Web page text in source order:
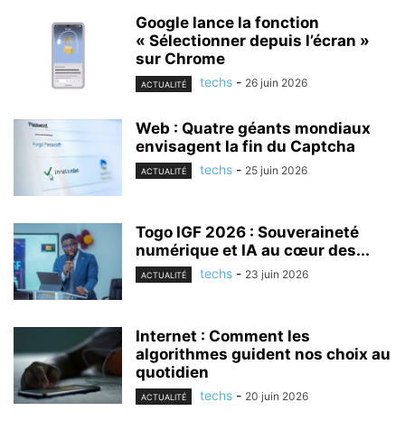
Google lance la fonction
« Sélectionner depuis l’écran »
sur Chrome
ACTUALITÉ techs - 26 juin 2026
Web : Quatre géants mondiaux
envisagent la fin du Captcha
ACTUALITÉ techs - 25 juin 2026
Togo IGF 2026 : Souveraineté
numérique et IA au cœur des...
ACTUALITÉ techs - 23 juin 2026
Internet : Comment les
algorithmes guident nos choix au
quotidien
ACTUALITÉ techs - 20 juin 2026